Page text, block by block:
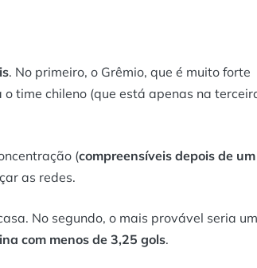
. No primeiro, o Grêmio, que é muito forte
time chileno (que está apenas na
(compreensíveis depois de um
as redes.
No segundo, o mais provável seria um
com menos de 3,25 gols.